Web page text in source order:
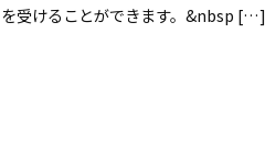
を受けることができます。&nbsp […]